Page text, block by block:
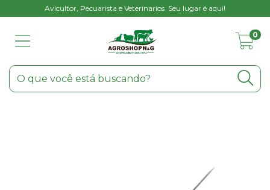
Avicultor, Pecuarista e Veterinarios. Seu lugar é aqui!
0